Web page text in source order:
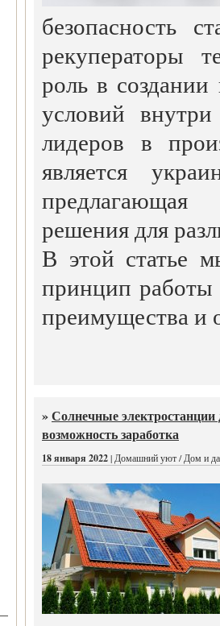
безопасность
рекуператоры
роль в
условий
лидеров в
является
решения для
В этой статье
принцип работы
преимущества и
»Солнечные электростанции
возможность заработка
18 января 2022| Домашний уют / Дом и